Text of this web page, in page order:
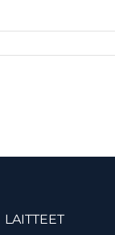
LAITTEET